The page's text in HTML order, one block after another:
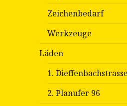
Zeichenbedarf
Werkzeuge
Läden
1.
2. Planufer 96